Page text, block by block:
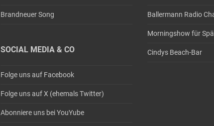
Brandneuer Song
SOCIAL MEDIA & CO
Folge uns auf Facebook
Folge uns auf X (ehemals Twitter)
Abonniere uns bei YouYube
Ballermann Radio
Morningshow für
Cindys Beach-Bar